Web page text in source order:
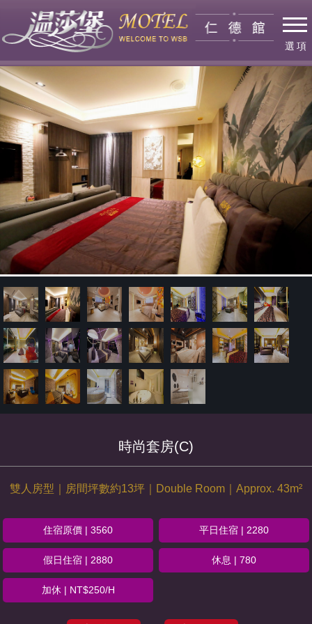
時尚套房(C)
雙人房型｜房間坪數約13坪｜Double Room｜Approx. 43m²
住宿原價 | 3560 平日住宿 | 2280
假日住宿 | 2880 休息 | 780
加休 | NT$250/H